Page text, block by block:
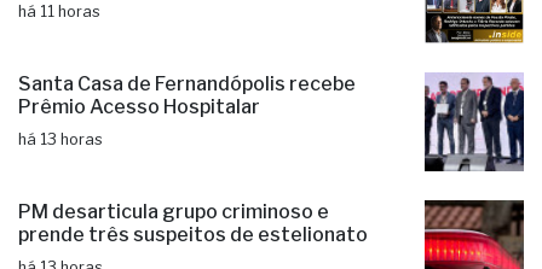
há 11 horas
Santa Casa de Fernandópolis recebe
Prêmio Acesso Hospitalar
há 13 horas
PM desarticula grupo criminoso e
prende três suspeitos de estelionato